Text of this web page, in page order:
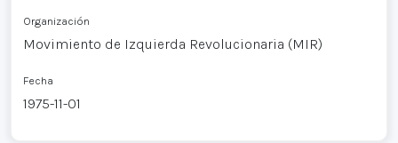
Organización
Movimiento de Izquierda Revolucionaria (MIR)
Fecha
1975-11-01